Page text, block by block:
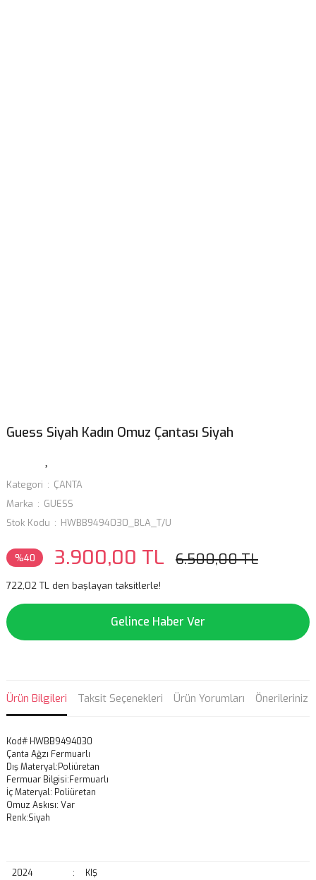
Guess Siyah Kadın Omuz Çantası Siyah
Kategori
ÇANTA
Marka
GUESS
Stok Kodu
HWBB9494030_BLA_T/U
%40 3.900,00 TL 6.500,00 TL
722,02 TL den başlayan taksitlerle!
Gelince Haber Ver
Ürün Bilgileri Taksit Seçenekleri Ürün Yorumları Önerileriniz
Kod# HWBB9494030
Çanta Ağzı Fermuarlı
Dış Materyal:Poliüretan
Fermuar Bilgisi:Fermuarlı
İç Materyal: Poliüretan
Omuz Askısı: Var
Renk:Siyah
2024 : KIŞ